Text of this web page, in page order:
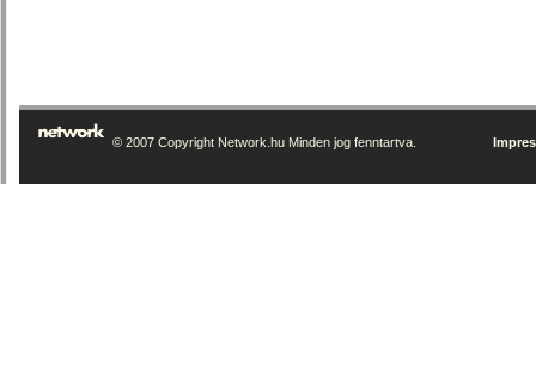
© 2007 Copyright Network.hu Minden jog fenntartva.